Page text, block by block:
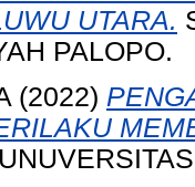
UTARA.
PALOPO.
(2022)